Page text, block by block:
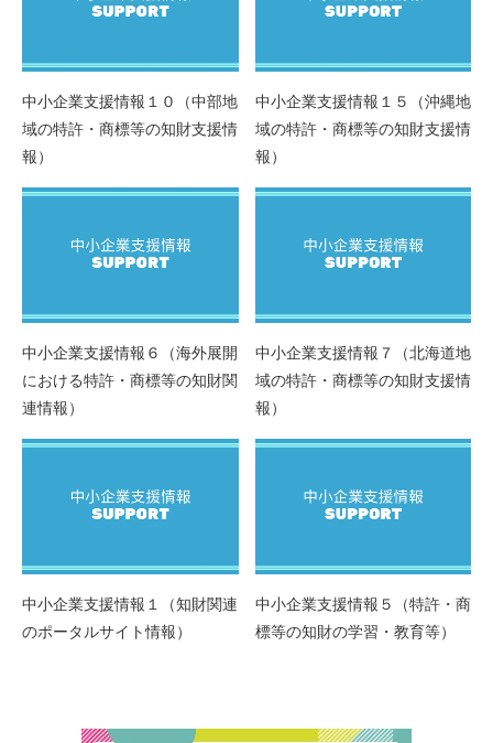
中小企業支援情報１０（中部地
域の特許・商標等の知財支援情
報）
中小企業支援情報１５（沖縄地
域の特許・商標等の知財支援情
報）
中小企業支援情報６（海外展開
における特許・商標等の知財関
連情報）
中小企業支援情報７（北海道地
域の特許・商標等の知財支援情
報）
中小企業支援情報１（知財関連
のポータルサイト情報）
中小企業支援情報５（特許・商
標等の知財の学習・教育等）